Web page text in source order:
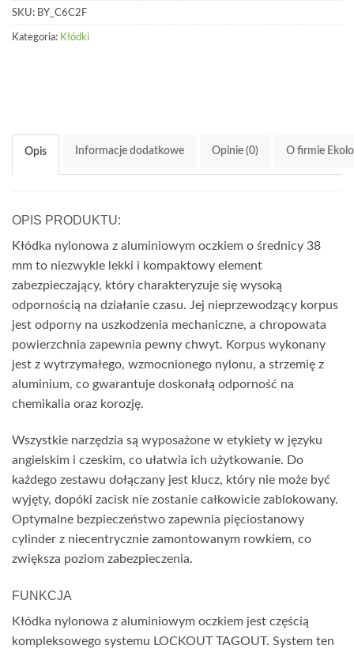
SKU: BY_C6C2F
Kategoria: Kłódki
Opis Informacje dodatkowe Opinie (0) O firmie
OPIS PRODUKTU:
Kłódka nylonowa z aluminiowym oczkiem o średnicy 38
mm to niezwykle lekki i kompaktowy element
zabezpieczający, który charakteryzuje się wysoką
odpornością na działanie czasu. Jej nieprzewodzący korpus
jest odporny na uszkodzenia mechaniczne, a chropowata
powierzchnia zapewnia pewny chwyt. Korpus wykonany
jest z wytrzymałego, wzmocnionego nylonu, a strzemię z
aluminium, co gwarantuje doskonałą odporność na
chemikalia oraz korozję.
Wszystkie narzędzia są wyposażone w etykiety w języku
angielskim i czeskim, co ułatwia ich użytkowanie. Do
każdego zestawu dołączany jest klucz, który nie może być
wyjęty, dopóki zacisk nie zostanie całkowicie zablokowany.
Optymalne bezpieczeństwo zapewnia pięciostanowy
cylinder z niecentrycznie zamontowanym rowkiem, co
zwiększa poziom zabezpieczenia.
FUNKCJA
Kłódka nylonowa z aluminiowym oczkiem jest częścią
kompleksowego systemu LOCKOUT TAGOUT. System ten